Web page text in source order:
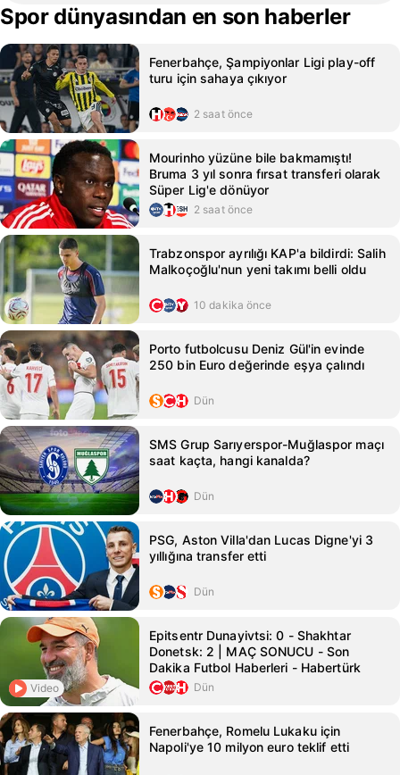
Spor dünyasından en son haberler
Fenerbahçe, Şampiyonlar Ligi play-off
turu için sahaya çıkıyor
2 saat önce
Mourinho yüzüne bile bakmamıştı!
Bruma 3 yıl sonra fırsat transferi olarak
Süper Lig'e dönüyor
2 saat önce
Trabzonspor ayrılığı KAP'a bildirdi: Salih
Malkoçoğlu'nun yeni takımı belli oldu
10 dakika önce
Porto futbolcusu Deniz Gül'in evinde
250 bin Euro değerinde eşya çalındı
Dün
SMS Grup Sarıyerspor-Muğlaspor maçı
saat kaçta, hangi kanalda?
Dün
PSG, Aston Villa'dan Lucas Digne'yi 3
yıllığına transfer etti
Dün
Video
Epitsentr Dunayivtsi: 0 - Shakhtar
Donetsk: 2 | MAÇ SONUCU - Son
Dakika Futbol Haberleri - Habertürk
Dün
Fenerbahçe, Romelu Lukaku için
Napoli'ye 10 milyon euro teklif etti